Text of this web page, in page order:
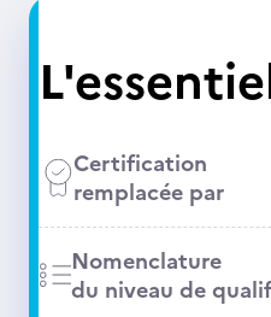
Certification
remplacée par
Nomenclature
du niveau de